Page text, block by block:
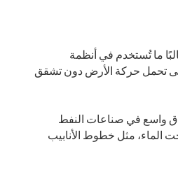
ما تُستخدم في أنظمة
تحمل حركة الأرض دون تشقق
واسع في صناعات النفط
الماء، مثل خطوط الأنابيب